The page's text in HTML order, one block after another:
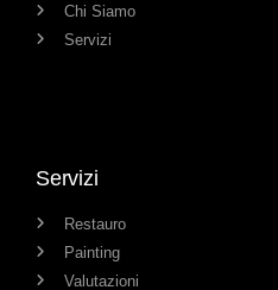
Chi Siamo
Servizi
Servizi
Restauro
Painting
Valutazioni